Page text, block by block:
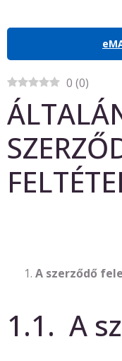
0 (0)
A szerződő
1.1. A